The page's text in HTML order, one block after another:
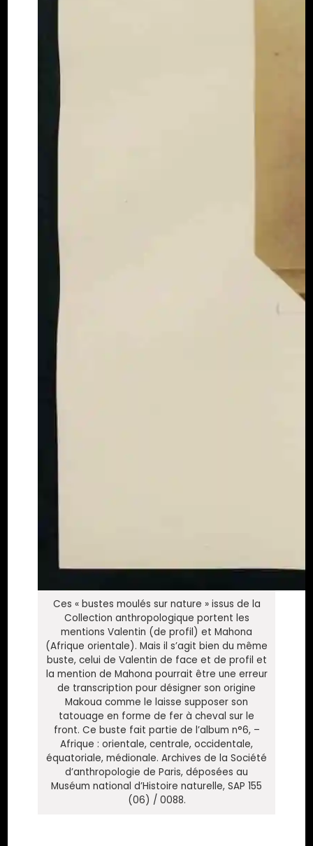
Ces « bustes moulés sur nature » issus de la
Collection anthropologique portent les
mentions Valentin (de profil) et Mahona
(Afrique orientale). Mais il s’agit bien du même
buste, celui de Valentin de face et de profil et
la mention de Mahona pourrait être une erreur
de transcription pour désigner son origine
Makoua comme le laisse supposer son
tatouage en forme de fer à cheval sur le
front. Ce buste fait partie de l’album n°6, –
Afrique : orientale, centrale, occidentale,
équatoriale, médionale. Archives de la Société
d’anthropologie de Paris, déposées au
Muséum national d’Histoire naturelle, SAP 155
(06) / 0088.